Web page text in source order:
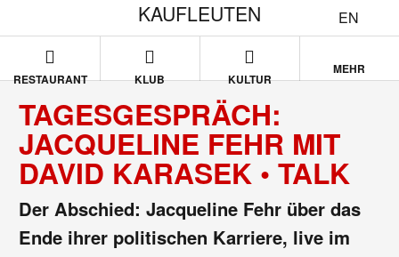
EN
KAUFLEUTEN
RESTAURANT KLUB KULTUR
MEHR
TAGESGESPRÄCH:
JACQUELINE FEHR MIT
DAVID KARASEK • TALK
Der Abschied: Jacqueline Fehr über das
Ende ihrer politischen Karriere, live im